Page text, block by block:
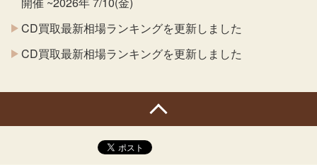
CD買取最新相場ランキングを更新しました
CD買取最新相場ランキングを更新しました